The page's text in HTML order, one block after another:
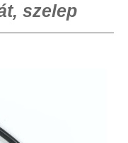
szelep